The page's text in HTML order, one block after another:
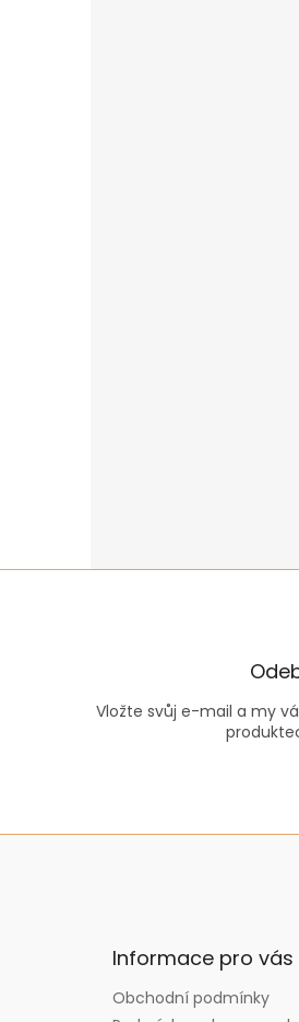
Vložte svůj e-mail a my
Z
Informace pro vás
Obchodní podmínky